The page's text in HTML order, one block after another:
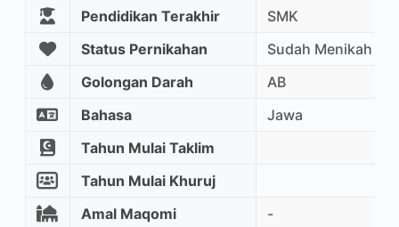
Pendidikan Terakhir
SMK
Status Pernikahan
Sudah Menikah
Golongan Darah
AB
Bahasa
Jawa
Tahun Mulai Taklim
Tahun Mulai Khuruj
Amal Maqomi
-